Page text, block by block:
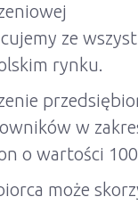
ze
rynku.
w
o wartości 100
może